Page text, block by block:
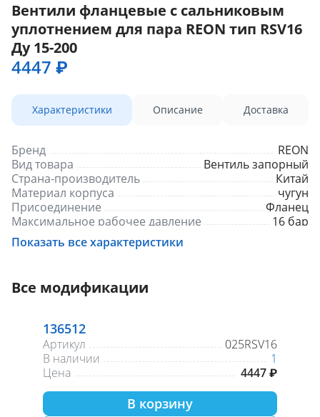
Вентили фланцевые с сальниковым
уплотнением для пара REON тип RSV16
Ду 15-200
4447 ₽
Характеристики Описание Доставка
Бренд
REON
Вид товара
Вентиль запорный
Страна-производитель
Китай
Материал корпуса
чугун
Присоединение
Фланец
Максимальное рабочее давление
16 бар
Показать все характеристики
Все модификации
136512
Артикул
025RSV16
В наличии
1
Цена
4447 ₽
В корзину